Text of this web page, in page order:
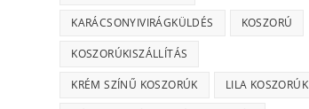
KARÁCSONYIVIRÁGKÜLDÉS KOSZORÚ
KOSZORÚKISZÁLLÍTÁS
KRÉM SZÍNŰ KOSZORÚK LILA KOSZORÚK